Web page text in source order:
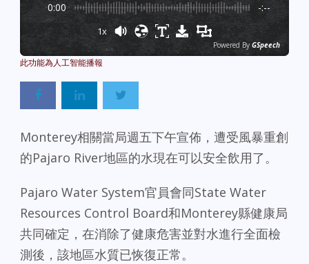
0:00 -:--
1x
Powered By GSpeech
Monterey相關當局週五下午宣佈，遭受風暴重創
的Pajaro River地區的水現在可以安全飲用了。
Pajaro Water System官員會同State Water
Resources Control Board和Monterey縣健康局
共同確定，在消除了健康危害並對水進行全面檢
測後，該地區水質已恢復正常。